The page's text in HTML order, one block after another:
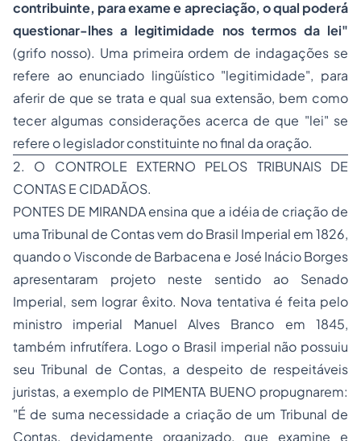
contribuinte, para exame e apreciação, o qual poderá
questionar-lhes a legitimidade nos termos da lei"
(grifo nosso). Uma primeira ordem de indagações se
refere ao enunciado lingüístico "legitimidade", para
aferir de que se trata e qual sua extensão, bem como
tecer algumas considerações acerca de que "lei" se
refere o legislador constituinte no final da oração.
2. O CONTROLE EXTERNO PELOS TRIBUNAIS DE
CONTAS E CIDADÃOS.
PONTES DE MIRANDA ensina que a idéia de criação de
uma Tribunal de Contas vem do Brasil Imperial em 1826,
quando o Visconde de Barbacena e José Inácio Borges
apresentaram projeto neste sentido ao Senado
Imperial, sem lograr êxito. Nova tentativa é feita pelo
ministro imperial Manuel Alves Branco em 1845,
também infrutífera. Logo o Brasil imperial não possuiu
seu Tribunal de Contas, a despeito de respeitáveis
juristas, a exemplo de PIMENTA BUENO propugnarem:
"É de suma necessidade a criação de um Tribunal de
Contas, devidamente organizado, que examine e